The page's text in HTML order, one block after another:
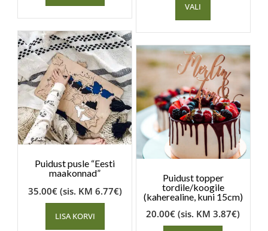
VALI
Puidust pusle “Eesti
maakonnad”
35.00€ (sis. KM 6.77€)
LISA KORVI
Puidust topper
tordile/koogile
(kaherealine, kuni 15cm)
20.00€ (sis. KM3.87€)